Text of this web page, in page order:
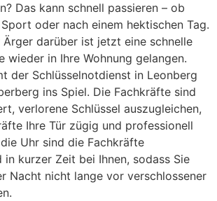
Das kann schnell passieren – ob
oder nach einem hektischen Tag.
darüber ist jetzt eine schnelle
wieder in Ihre Wohnung gelangen.
der Schlüsselnotdienst in Leonberg
ins Spiel. Die Fachkräfte sind
verlorene Schlüssel auszugleichen,
Ihre Tür zügig und professionell
Uhr sind die Fachkräfte
kurzer Zeit bei Ihnen, sodass Sie
Nacht nicht lange vor verschlossener